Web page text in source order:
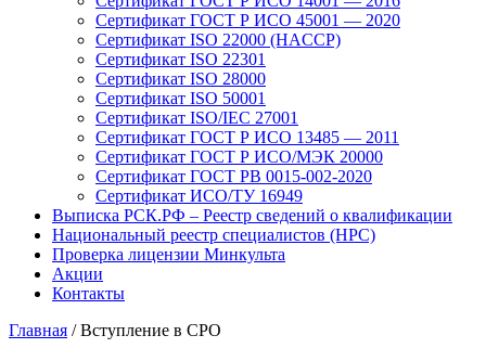
Сертификат ГОСТ Р ИСО 45001 — 2020
Сертификат ISO 22000 (HACCP)
Сертификат ISO 22301
Сертификат ISO 28000
Сертификат ISO 50001
Сертификат ISO/IEC 27001
Сертификат ГОСТ Р ИСО 13485 — 2011
Сертификат ГОСТ Р ИСО/МЭК 20000
Сертификат ГОСТ РВ 0015-002-2020
Сертификат ИСО/ТУ 16949
Выписка РСК.РФ – Реестр сведений о квалификации
Национальный реестр специалистов (НРС)
Проверка лицензии Минкульта
Акции
Контакты
Главная /Вступление в СРО